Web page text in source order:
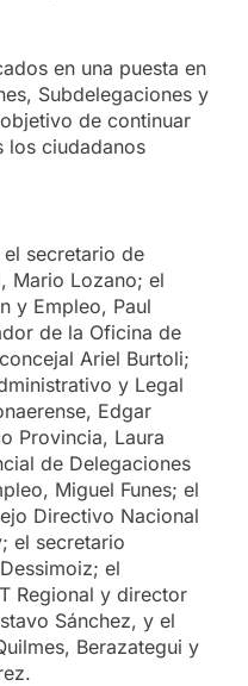
en una puesta en
Subdelegaciones y
de continuar
los ciudadanos
secretario de
Mario Lozano; el
y Empleo, Paul
de la Oficina de
Ariel Burtoli;
y Legal
Edgar
Provincia, Laura
de Delegaciones
Miguel Funes; el
Directivo Nacional
el secretario
el
Regional y director
Sánchez, y el
Berazategui y